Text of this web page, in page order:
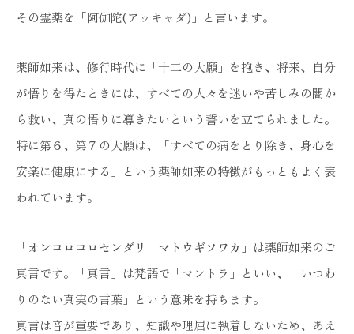
その霊薬を「阿伽陀(アッキャダ)」と言います。
薬師如来は、修行時代に「十二の大願」を抱き、将来、自分
が悟りを得たときには、すべての人々を迷いや苦しみの闇か
ら救い、真の悟りに導きたいという誓いを立てられました。
特に第６、第７の大願は、「すべての病をとり除き、身心を
安楽に健康にする」という薬師如来の特徴がもっともよく表
われています。
「オンコロコロセンダリ マトウギソワカ 」は薬師如来のご
真言です。「真言」は梵語で「マントラ」といい、「いつわ
りのない真実の言葉」という意味を持ちます。
真言は音が重要であり、知識や理屈に執着しないため、あえ